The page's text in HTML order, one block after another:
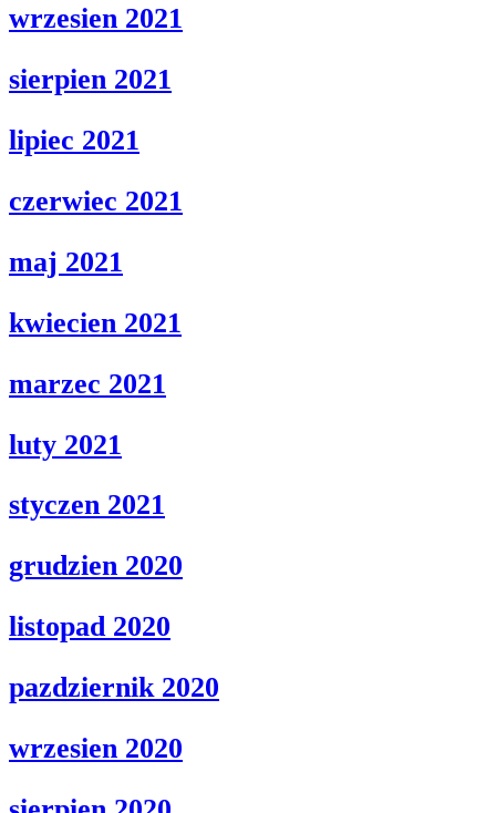
wrzesien 2021
sierpien 2021
lipiec 2021
czerwiec 2021
maj 2021
kwiecien 2021
marzec 2021
luty 2021
styczen 2021
grudzien 2020
listopad 2020
pazdziernik 2020
wrzesien 2020